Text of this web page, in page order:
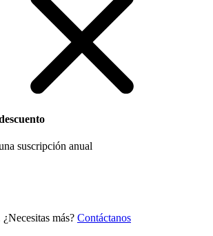
suscripción anual
más? Contáctanos